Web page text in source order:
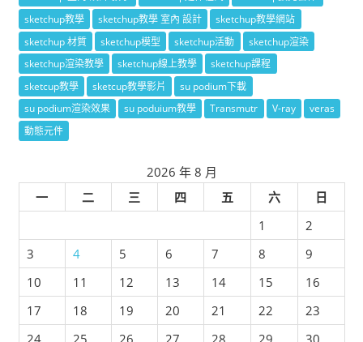
sketchup教學
sketchup教學 室內 設計
sketchup教學網站
sketchup 材質
sketchup模型 sketchup活動
sketchup渲染
sketchup渲染教學
sketchup線上教學
sketchup課程
sketcup教學
sketcup教學影片
su podium下載
su podium渲染效果
su poduium教學 Transmutr V-ray
veras
動態元件
2026 年 8 月
一
二 三 四 五 六
日
1
2
3
4 5 6 7 8
9
10
11 12 13 14 15
16
17
18 19 20 21 22
23